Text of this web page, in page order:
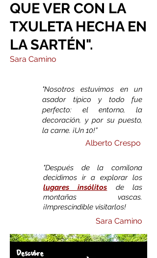
QUE VER CON LA
TXULETA HECHA EN
LA SARTÉN".
Sara Camino
"Nosotros estuvimos en un
asador típico y todo fue
perfecto: el entorno, la
decoración, y por su puesto,
la carne. ¡Un 10!”
Alberto Crespo
"Después de la comilona
decidimos ir a explorar los
lugares insólitos de las
montañas vascas.
¡Imprescindible visitarlos!
Sara Camino